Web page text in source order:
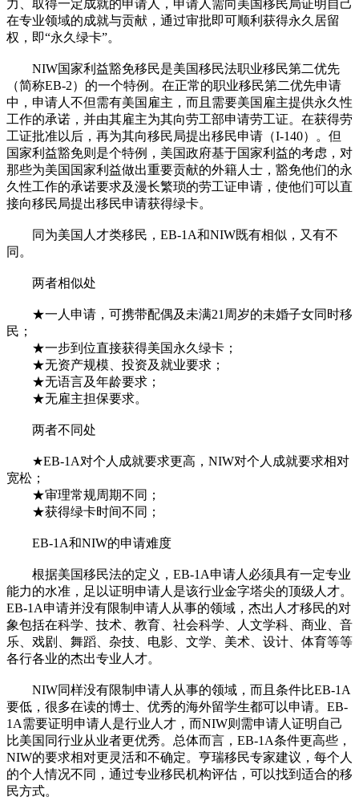
力、取得一定成就的申请人，申请人需向美国移民局证明自己
在专业领域的成就与贡献，通过审批即可顺利获得永久居留
权，即“永久绿卡”。
NIW国家利益豁免移民是美国移民法职业移民第二优先
（简称EB-2）的一个特例。在正常的职业移民第二优先申请
中，申请人不但需有美国雇主，而且需要美国雇主提供永久性
工作的承诺，并由其雇主为其向劳工部申请劳工证。在获得劳
工证批准以后，再为其向移民局提出移民申请（I-140）。但
国家利益豁免则是个特例，美国政府基于国家利益的考虑，对
那些为美国国家利益做出重要贡献的外籍人士，豁免他们的永
久性工作的承诺要求及漫长繁琐的劳工证申请，使他们可以直
接向移民局提出移民申请获得绿卡。
同为美国人才类移民，EB-1A和NIW既有相似，又有不
同。
两者相似处
★一人申请，可携带配偶及未满21周岁的未婚子女同时移
民；
★一步到位直接获得美国永久绿卡；
★无资产规模、投资及就业要求；
★无语言及年龄要求；
★无雇主担保要求。
两者不同处
★EB-1A对个人成就要求更高，NIW对个人成就要求相对
宽松；
★审理常规周期不同；
★获得绿卡时间不同；
EB-1A和NIW的申请难度
根据美国移民法的定义，EB-1A申请人必须具有一定专业
能力的水准，足以证明申请人是该行业金字塔尖的顶级人才。
EB-1A申请并没有限制申请人从事的领域，杰出人才移民的对
象包括在科学、技术、教育、社会科学、人文学科、商业、音
乐、戏剧、舞蹈、杂技、电影、文学、美术、设计、体育等等
各行各业的杰出专业人才。
NIW同样没有限制申请人从事的领域，而且条件比EB-1A
要低，很多在读的博士、优秀的海外留学生都可以申请。EB-
1A需要证明申请人是行业人才，而NIW则需申请人证明自己
比美国同行业从业者更优秀。总体而言，EB-1A条件更高些，
NIW的要求相对更灵活和不确定。亨瑞移民专家建议，每个人
的个人情况不同，通过专业移民机构评估，可以找到适合的移
民方式。